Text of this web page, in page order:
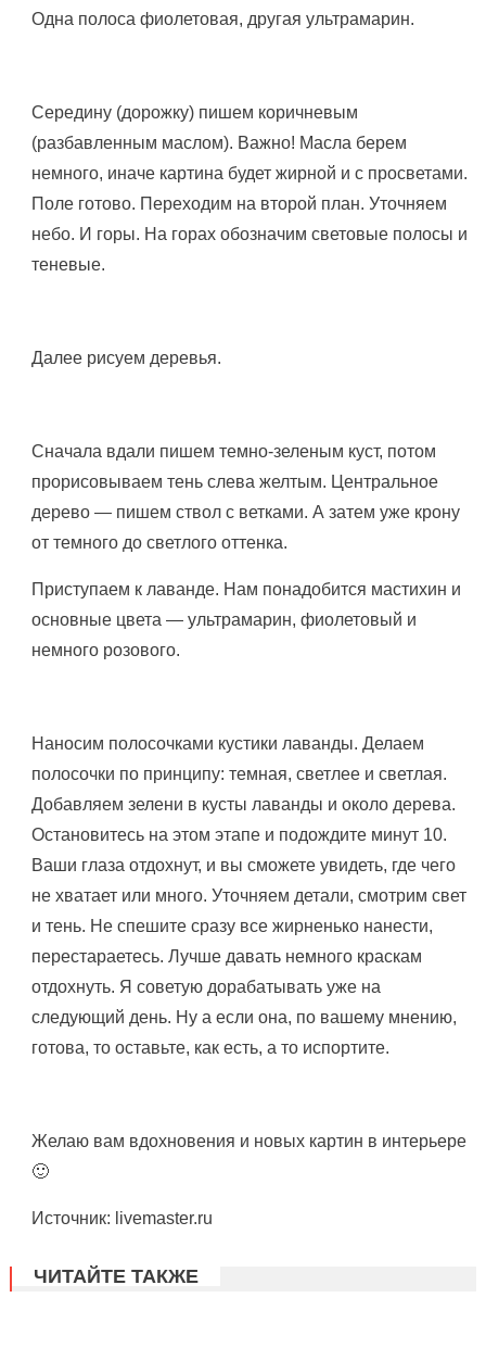
Одна полоса фиолетовая, другая ультрамарин.
Середину (дорожку) пишем коричневым
(разбавленным маслом). Важно! Масла берем
немного, иначе картина будет жирной и с просветами.
Поле готово. Переходим на второй план. Уточняем
небо. И горы. На горах обозначим световые полосы и
теневые.
Далее рисуем деревья.
Сначала вдали пишем темно-зеленым куст, потом
прорисовываем тень слева желтым. Центральное
дерево — пишем ствол с ветками. А затем уже крону
от темного до светлого оттенка.
Приступаем к лаванде. Нам понадобится мастихин и
основные цвета — ультрамарин, фиолетовый и
немного розового.
Наносим полосочками кустики лаванды. Делаем
полосочки по принципу: темная, светлее и светлая.
Добавляем зелени в кусты лаванды и около дерева.
Остановитесь на этом этапе и подождите минут 10.
Ваши глаза отдохнут, и вы сможете увидеть, где чего
не хватает или много. Уточняем детали, смотрим свет
и тень. Не спешите сразу все жирненько нанести,
перестараетесь. Лучше давать немного краскам
отдохнуть. Я советую дорабатывать уже на
следующий день. Ну а если она, по вашему мнению,
готова, то оставьте, как есть, а то испортите.
Желаю вам вдохновения и новых картин в интерьере
🙂
Источник: livemaster.ru
ЧИТАЙТЕ ТАКЖЕ